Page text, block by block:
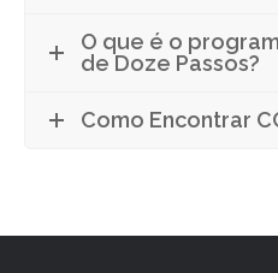
O que é o
de Doze Passos?
Como Encontrar